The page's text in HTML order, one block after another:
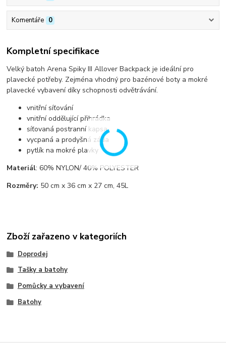
Komentáře 0
Kompletní specifikace
Velký batoh Arena Spiky III Allover Backpack je ideální pro
plavecké potřeby. Zejména vhodný pro bazénové boty a mokré
plavecké vybavení díky schopnosti odvětrávání.
vnitřní síťování
vnitřní oddělující přihrádka
síťovaná postranní kapsa
vycpaná a prodyšná záda
pytlík na mokré plavky
Materiál: 60% NYLON/ 40% POLYESTER
Rozměry: 50 cm x 36 cm x 27 cm, 45L
Zboží zařazeno v kategoriích
Doprodej
Tašky a batohy
Pomůcky a vybavení
Batohy